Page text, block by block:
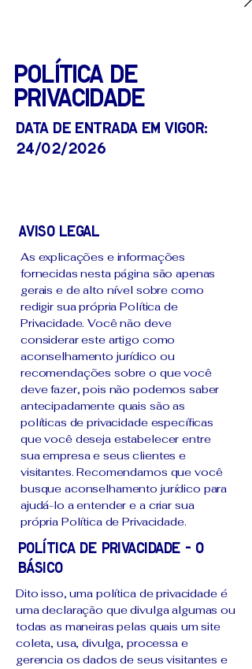
política de
Privacidade
Data de entrada em vigor:
24/02/2026
Aviso legal
As explicações e informações
fornecidas nesta página são apenas
gerais e de alto nível sobre como
redigir sua própria Política de
Privacidade. Você não deve
considerar este artigo como
aconselhamento jurídico ou
recomendações sobre o que você
deve fazer, pois não podemos saber
antecipadamente quais são as
políticas de privacidade específicas
que você deseja estabelecer entre
sua empresa e seus clientes e
visitantes. Recomendamos que você
busque aconselhamento jurídico para
ajudá-lo a entender e a criar sua
própria Política de Privacidade.
Política de Privacidade - o
básico
Dito isso, uma política de privacidade é
uma declaração que divulga algumas ou
todas as maneiras pelas quais um site
coleta, usa, divulga, processa e
gerencia os dados de seus visitantes e